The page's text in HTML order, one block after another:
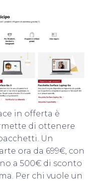
in offerta è
di ottenere
Un
ora da 699€, con
a 500€ di sconto
Per chi vuole un